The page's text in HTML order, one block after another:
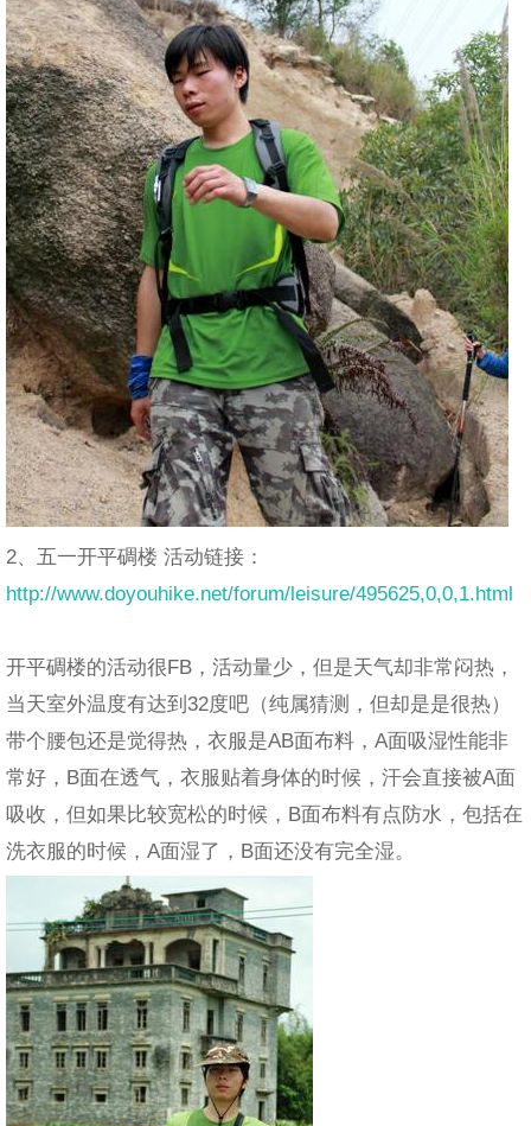
2、五一开平碉楼 活动链接：
http://www.doyouhike.net/forum/leisure/495625,0,0,1.html
开平碉楼的活动很FB，活动量少，但是天气却非常闷热，
当天室外温度有达到32度吧（纯属猜测，但却是是很热）
带个腰包还是觉得热，衣服是AB面布料，A面吸湿性能非
常好，B面在透气，衣服贴着身体的时候，汗会直接被A面
吸收，但如果比较宽松的时候，B面布料有点防水，包括在
洗衣服的时候，A面湿了，B面还没有完全湿。